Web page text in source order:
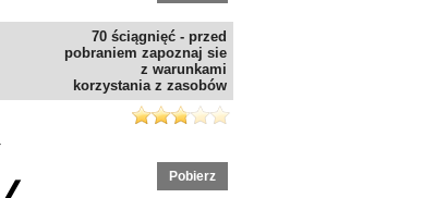
70 ściągnięć - przed
pobraniem zapoznaj sie
z warunkami
korzystania z zasobów
Pobierz